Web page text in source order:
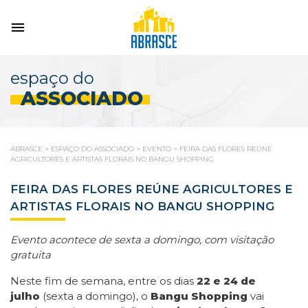
espaço do
ASSOCIADO
ABRASCE > ESPAÇO DO ASSOCIADO > EVENTO > FEIRA DAS FLORES REÚNE
AGRICULTORES E ARTISTAS FLORAIS NO BANGU SHOPPING
FEIRA DAS FLORES REÚNE AGRICULTORES E
ARTISTAS FLORAIS NO BANGU SHOPPING
Evento acontece de sexta a domingo, com visitação
gratuita
Neste fim de semana, entre os dias 22 e 24 de
julho (sexta a domingo), o Bangu Shopping vai